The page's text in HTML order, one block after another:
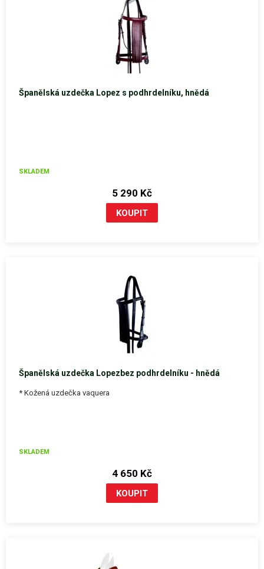
Španělská uzdečka Lopez s podhrdelníku, hnědá
SKLADEM
5 290 Kč
Španělská uzdečka Lopezbez podhrdelníku - hnědá
* Kožená uzdečka vaquera
SKLADEM
4 650 Kč